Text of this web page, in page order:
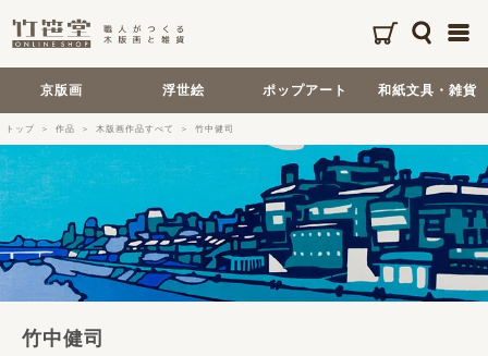
京版画 浮世絵 ポップアート 和紙文具・雑貨
トップ 作品 木版画作品すべて 竹中健司
竹中健司